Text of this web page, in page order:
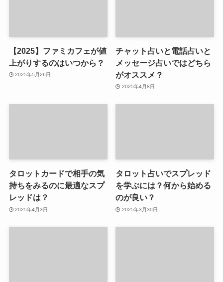
【2025】ファミカフェが値
上がりするのはいつから？
2025年5月26日
チャット占いと電話占いと
メッセージ占いではどちら
がオススメ？
2025年4月8日
タロットカードで相手の気
持ちをみるのに最適なスプ
レッドは？
2025年4月3日
タロット占いでスプレッド
を学ぶには？何から始める
のが良い？
2025年3月30日